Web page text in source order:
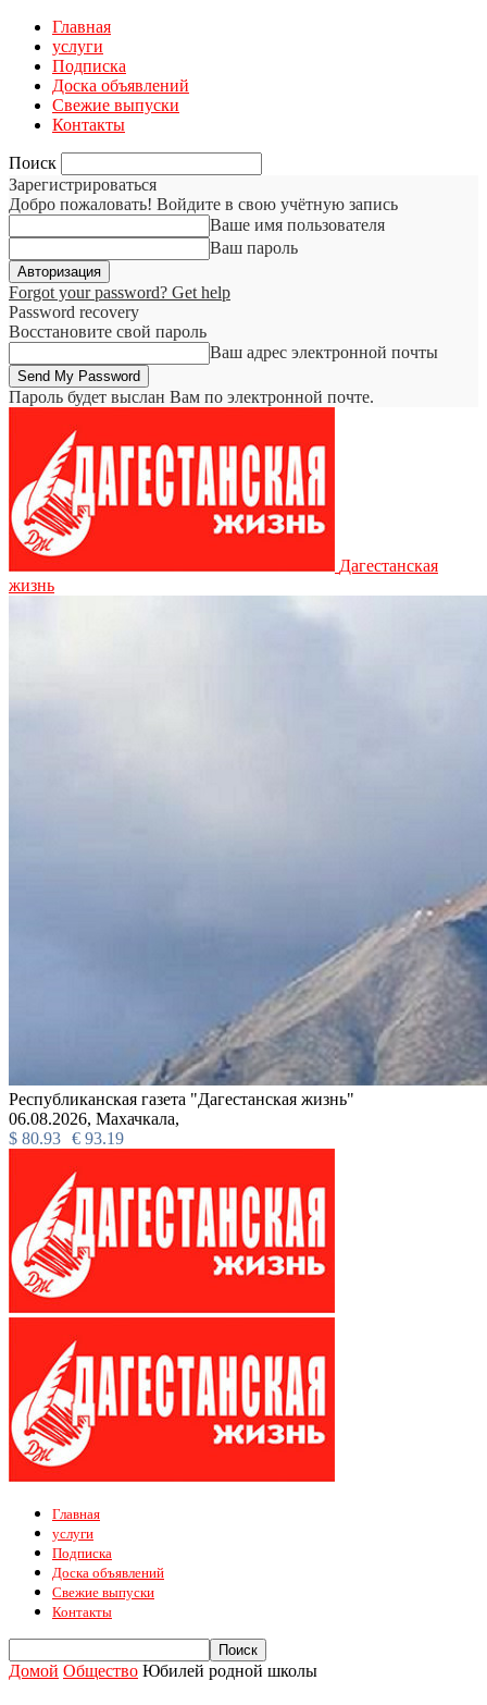
Главная
услуги
Подписка
Доска объявлений
Свежие выпуски
Контакты
Поиск
Зарегистрироваться
Добро пожаловать! Войдите в свою учётную запись
Ваше имя пользователя
Ваш пароль
Forgot your password? Get help
Password recovery
Восстановите свой пароль
Ваш адрес электронной почты
Пароль будет выслан Вам по электронной почте.
Дагестанская
жизнь
Республиканская газета "Дагестанская жизнь"
06.08.2026, Махачкала,
$ 80.93 € 93.19
Главная
услуги
Подписка
Доска объявлений
Свежие выпуски
Контакты
Домой Общество Юбилей родной школы